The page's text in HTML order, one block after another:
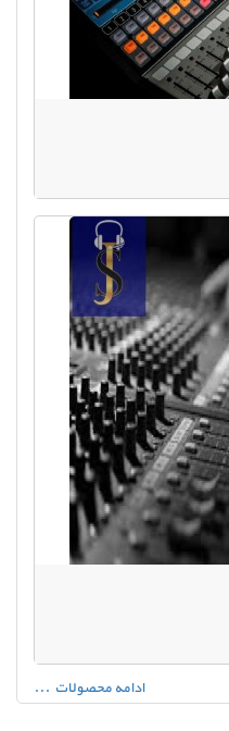
ادامه محصولات ...